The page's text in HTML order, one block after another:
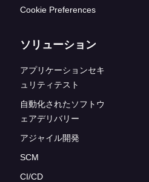
Cookie Preferences
ソリューション
アプリケーションセキ
ュリティテスト
自動化されたソフトウ
ェアデリバリー
アジャイル開発
SCM
CI/CD